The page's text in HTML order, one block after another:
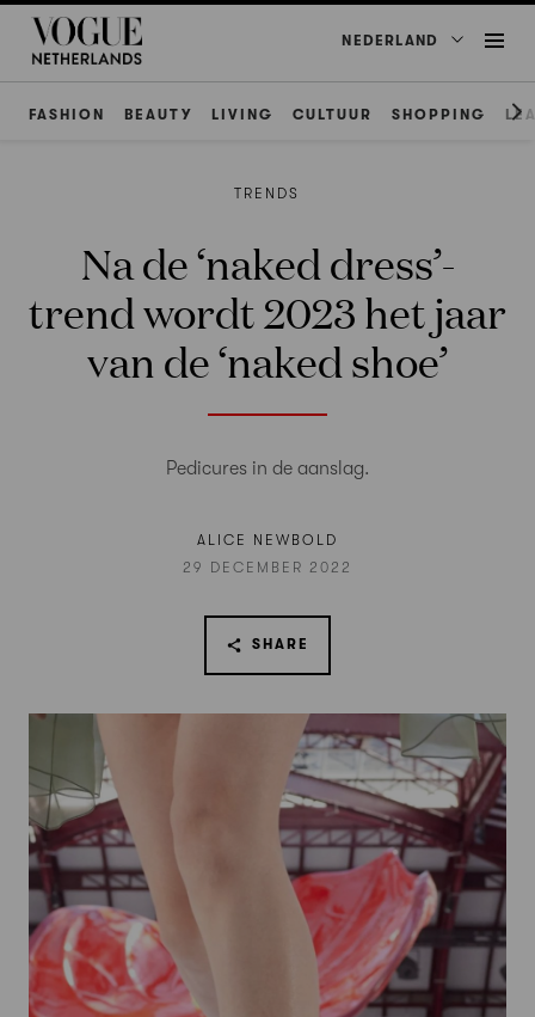
NEDERLAND
FASHION BEAUTY LIVING CULTUUR SHOPPING
TRENDS
Na de ‘naked dress’-
trend wordt 2023 het jaar
van de ‘naked shoe’
Pedicures in de aanslag.
ALICE NEWBOLD
29 DECEMBER 2022
SHARE